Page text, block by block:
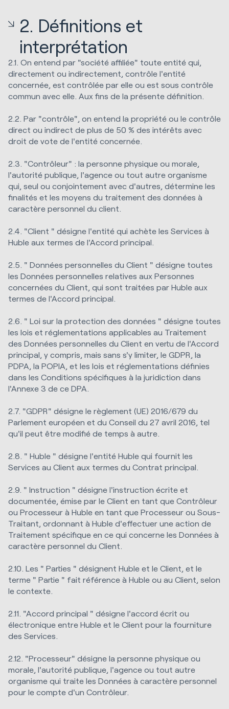
2. Définitions et
interprétation
2.1. On entend par "société affiliée" toute entité qui,
directement ou indirectement, contrôle l'entité
concernée, est contrôlée par elle ou est sous contrôle
commun avec elle. Aux fins de la présente définition.
2.2. Par "contrôle", on entend la propriété ou le contrôle
direct ou indirect de plus de 50 % des intérêts avec
droit de vote de l'entité concernée.
2.3. "Contrôleur" : la personne physique ou morale,
l'autorité publique, l'agence ou tout autre organisme
qui, seul ou conjointement avec d'autres, détermine les
finalités et les moyens du traitement des données à
caractère personnel du client.
2.4. "Client " désigne l'entité qui achète les Services à
Huble aux termes de l'Accord principal.
2.5. " Données personnelles du Client " désigne toutes
les Données personnelles relatives aux Personnes
concernées du Client, qui sont traitées par Huble aux
termes de l'Accord principal.
2.6. " Loi sur la protection des données " désigne toutes
les lois et réglementations applicables au Traitement
des Données personnelles du Client en vertu de l'Accord
principal, y compris, mais sans s'y limiter, le GDPR, la
PDPA, la POPIA, et les lois et réglementations définies
dans les Conditions spécifiques à la juridiction dans
l'Annexe 3 de ce DPA.
2.7. "GDPR" désigne le règlement (UE) 2016/679 du
Parlement européen et du Conseil du 27 avril 2016, tel
qu'il peut être modifié de temps à autre.
2.8. " Huble " désigne l'entité Huble qui fournit les
Services au Client aux termes du Contrat principal.
2.9. " Instruction " désigne l'instruction écrite et
documentée, émise par le Client en tant que Contrôleur
ou Processeur à Huble en tant que Processeur ou Sous-
Traitant, ordonnant à Huble d'effectuer une action de
Traitement spécifique en ce qui concerne les Données à
caractère personnel du Client.
2.10. Les " Parties " désignent Huble et le Client, et le
terme " Partie " fait référence à Huble ou au Client, selon
le contexte.
2.11. "Accord principal " désigne l'accord écrit ou
électronique entre Huble et le Client pour la fourniture
des Services.
2.12. "Processeur" désigne la personne physique ou
morale, l'autorité publique, l'agence ou tout autre
organisme qui traite les Données à caractère personnel
pour le compte d'un Contrôleur.